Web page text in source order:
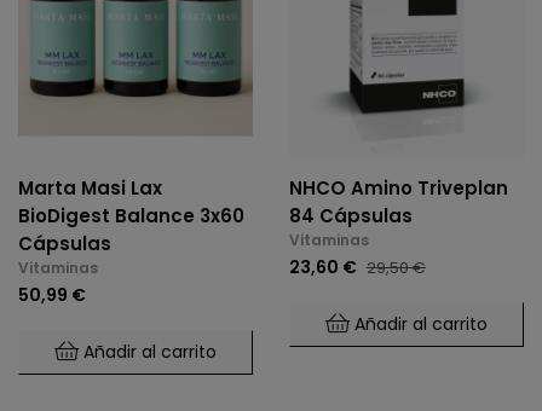
Marta Masi Lax
BioDigest Balance 3x60
Cápsulas
Vitaminas
50,99 €
Añadir al carrito
NHCO Amino Triveplan
84 Cápsulas
Vitaminas
23,60 € 29,50 €
Añadir al carrito